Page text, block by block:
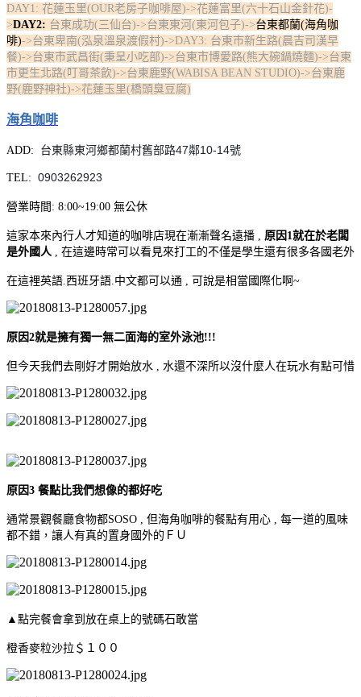
DAY1: 花蓮玉里(OUR老房子咖啡屋)->花蓮富里(六十石山金針花)-
>DAY2: 台東成功(三仙台)->台東東河(東河包子)->台東都蘭(海角咖
啡)->台東卑南(泓泉溫泉渡假村)->DAY3: 台東市新生路(晨吉司漢早
餐)->台東市武昌街(秉呈小吃部)->台東市博愛路(熊大碗鍋燒麵)->台東
市更生北路(叮哥茶飲)->台東鹿野(WABISA BEAN STUDIO)->台東鹿
野(鹿野神社)->花蓮玉里(橋頭臭豆腐)
海角咖啡
ADD: 台東縣東河鄉都蘭村舊部路47鄰10-14號
TEL: 0903262923
營業時間: 8:00~19:00 無公休
這家本來內行人才知道的咖啡店現在漸漸聲名遠播 , 原因1就在於老闆
是外國人 , 在這邊時常可以看見來打工的不僅是學生還有很多各國老外
在這裡英語.西班牙語.中文都可以通 , 可說是相當國際化啊~
原因2就是擁有獨一無二面海的室外泳池!!!
但今天我們去剛好才開始放水 , 水還不深所以沒什麼人在玩水有點可惜
原因3 餐點比我們想像的都好吃
通常景觀餐廳食物都SOSO , 但海角咖啡的餐點有用心 , 每一道的風味
都不錯，讓人有真的置身國外的ＦＵ
▲點完餐會拿到放在桌上的號碼石敢當
橙香麥粒沙拉＄１００